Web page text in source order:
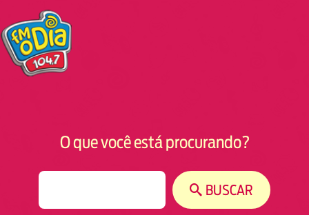
O que você está procurando?
BUSCAR